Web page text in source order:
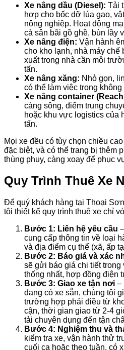
Xe nâng dầu (Diesel): Tải
hợp cho bốc dỡ lúa gạo,
nông nghiệp. Hoạt động
cả sân bãi gồ ghề, bùn lầy
Xe nâng điện: Vận hành
cho kho lạnh, nhà máy
xuất trong nhà cần môi
tấn.
Xe nâng xăng: Nhỏ gọn,
có thể làm việc trong
Xe nâng container
cảng sông, điểm trung
hoặc khu vực logistics của
tấn.
Mọi xe đều có tùy chọn chiều
đặc biệt, và có thể trang bị thêm
thùng phuy, càng xoay để phục
Quy Trình Thuê Xe
Để quý khách hàng tại Thoại
tôi thiết kế quy trình thuê xe chỉ
Bước 1: Liên hệ yêu cầu
cung cấp thông tin về loại
và địa điểm cụ thể (xã, ấp
Bước 2: Báo giá và xác
sẽ gửi báo giá chi tiết trong
thống nhất, hợp đồng điện
Bước 3: Giao xe tận nơi –
đang có xe sẵn, chúng tôi
trường hợp phải điều từ
cận, thời gian giao từ 2-4
tải chuyên dụng đến tận
Bước 4: Nghiệm thu và
kiểm tra xe, vận hành thử
cuối ca hoặc theo tuần, có